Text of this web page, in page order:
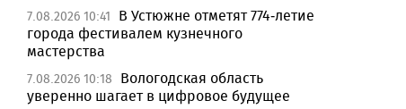
7.08.2026 10:41
В Устюжне отметят 774-летие
города фестивалем кузнечного
мастерства
7.08.2026 10:18
Вологодская область
уверенно шагает в цифровое будущее